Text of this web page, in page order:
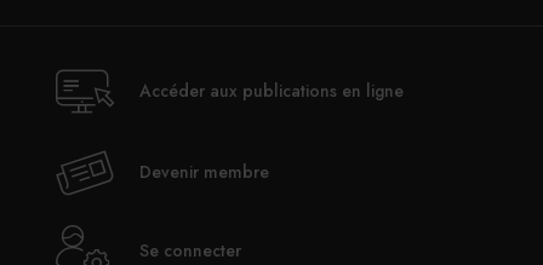
Accéder aux publications en ligne
Devenir membre
Se connecter